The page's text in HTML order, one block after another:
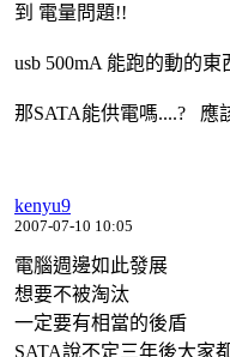
到 電量問題!!
usb 500mA 能跑的動的東
那SATA能供電嗎....? 應
kenyu9
2007-07-10 10:05
電腦週邊如此發展
想要不被淘汰
一定要有相當的後盾
SATA說不定三年後大家